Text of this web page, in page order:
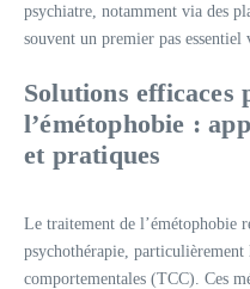
psychiatre, notamment via des
souvent un premier pas essentiel
Solutions efficaces
l’émétophobie :
et pratiques
Le traitement de l’émétophobie
psychothérapie,
comportementales (TCC). Ces